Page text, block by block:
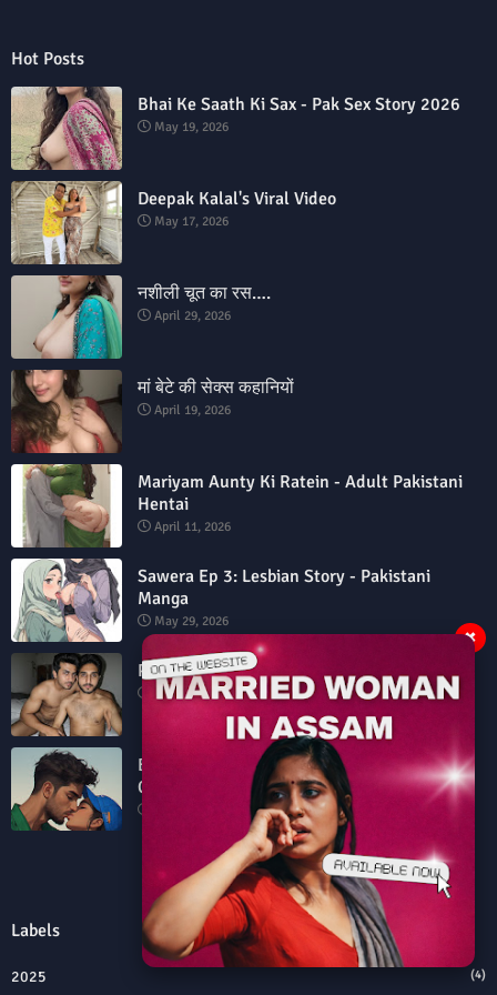
✖
Hot Posts
Bhai Ke Saath Ki Sax - Pak Sex Story 2026
May 19, 2026
Deepak Kalal's Viral Video
May 17, 2026
नशीली चूत का रस….
April 29, 2026
मां बेटे की सेक्स कहानियों
April 19, 2026
Mariyam Aunty Ki Ratein - Adult Pakistani
Hentai
April 11, 2026
Sawera Ep 3: Lesbian Story - Pakistani
Manga
May 29, 2026
Pakistani Gay Sex Story 2026
May 25, 2026
Beyond the Crease: The Viral Adult Anime
Comic Redefining the India-Pakistan Rivalry
Labels
2025 (4)